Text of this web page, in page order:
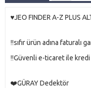
♥️JEO FINDER A-Z PLUS
‼️sıfır ürün adına faturalı
‼️Güvenli e-ticaret ile kredi
❤️GÜRAY Dedektör